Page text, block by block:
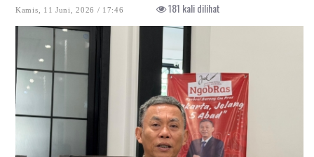
Kamis, 11 Juni, 2026 / 17:46 181 kali dilihat